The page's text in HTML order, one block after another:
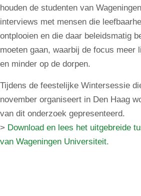
houden de studenten van
interviews met mensen die
ontplooien en die daar beleidsmatig
moeten gaan, waarbij de focus meer
en minder op de dorpen.
Tijdens de feestelijke Wintersessie
november organiseert in Den Haag
van dit onderzoek gepresenteerd.
> Download en lees het uitgebreide
van Wageningen Universiteit.